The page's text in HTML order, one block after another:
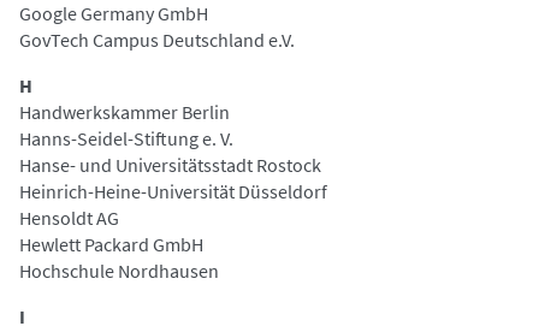
Google Germany GmbH
GovTech Campus Deutschland e.V.
H
Handwerkskammer Berlin
Hanns-Seidel-Stiftung e. V.
Hanse- und Universitätsstadt Rostock
Heinrich-Heine-Universität Düsseldorf
Hensoldt AG
Hewlett Packard GmbH
Hochschule Nordhausen
I